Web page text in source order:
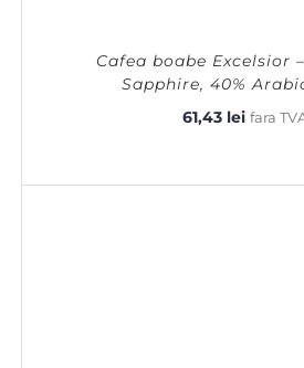
Cafea boabe Excelsior
Sapphire, 40%
61,43 lei fara